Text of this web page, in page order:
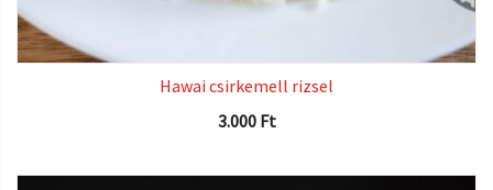
Hawai csirkemell rizsel
3.000 Ft